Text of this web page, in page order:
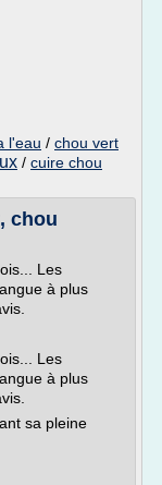
l'eau / chou vert
/ cuire chou
chou
Les
à plus
Les
à plus
sa pleine